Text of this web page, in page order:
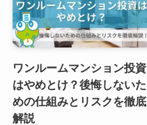
ワンルームマンション投資
はやめとけ？後悔しないた
めの仕組みとリスクを徹底
解説